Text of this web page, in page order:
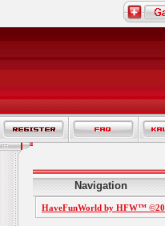
Navigation
HaveFunWorld by HFW™